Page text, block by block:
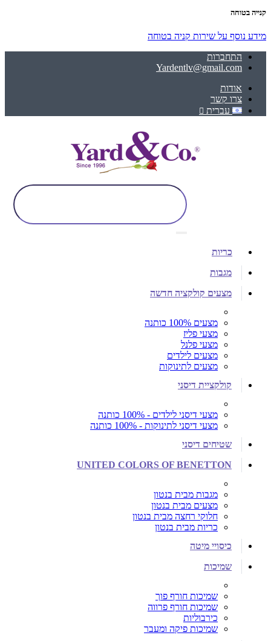
קנייה בטוחה
מידע נוסף על שירות קניה בטוחה
התחברות
Yardentlv@gmail.com
אודות
צרו קשר
עברית
כריות
מגבות
מצעים קולקציה חדשה
מצעים 100% כותנה
מצעי פליז
מצעי פלנל
מצעים לילדים
מצעים לתינוקות
קולקציית דיסני
מצעי דיסני לילדים - 100% כותנה
מצעי דיסני לתינוקות - 100% כותנה
שטיחים דיסני
UNITED COLORS OF BENETTON
מגבות מבית בנטון
מצעים מבית בנטון
חלוקי רחצה מבית בנטון
כריות מבית בנטון
כיסויי מיטה
שמיכות
שמיכות חורף פוך
שמיכות חורף פרווה
כירבוליות
שמיכות פיקה ומעבר